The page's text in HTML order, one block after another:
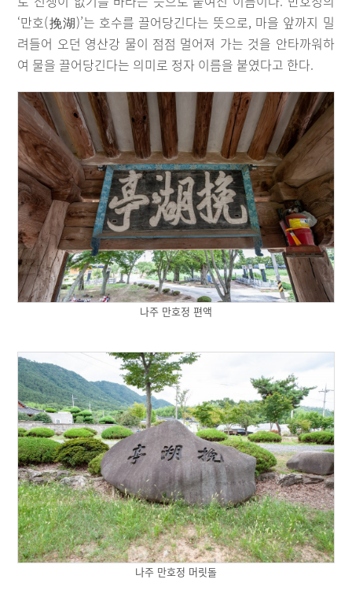
‘만호(挽湖)’는 호수를 끌어당긴다는 뜻으로, 마을 앞까지 밀
려들어 오던 영산강 물이 점점 멀어져 가는 것을 안타까워하
여 물을 끌어당긴다는 의미로 정자 이름을 붙였다고 한다.
나주 만호정 편액
나주 만호정 머릿돌